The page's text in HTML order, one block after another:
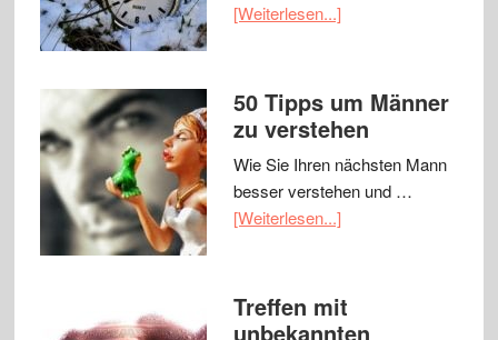
[Weiterlesen...]
50 Tipps um Männer
zu verstehen
Wie Sie Ihren nächsten Mann
besser verstehen und …
[Weiterlesen...]
Treffen mit
unbekannten